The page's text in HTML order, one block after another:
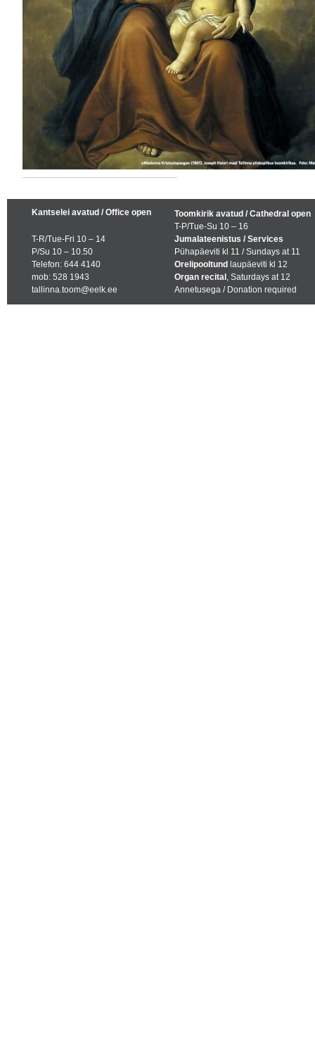
Kantselei avatud / Office open
T-R/Tue-Fri 10 – 14
P/Su 10 – 10.50
Telefon: 644 4140
mob: 528 1943
tallinna.toom@eelk.ee
Toomkirik avatud / Cathedral open
T-P/Tue-Su 10 – 16
Jumalateenistus / Services
Pühapäeviti kl 11 / Sundays at 11
Orelipooltund laupäeviti kl 12
Organ recital , Saturdays at 12
Annetusega / Donation required